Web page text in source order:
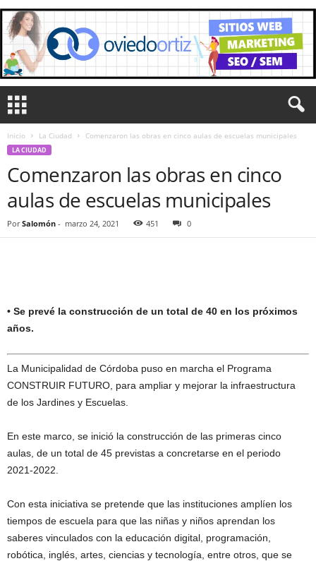
Inicio La Ciudad Comenzaron las obras en cinco aulas de escuelas municipales
LA CIUDAD
Comenzaron las obras en cinco
aulas de escuelas municipales
Por Salomón - marzo 24, 2021 451 0
• Se prevé la construcción de un total de 40 en los próximos
años.
La Municipalidad de Córdoba puso en marcha el Programa
CONSTRUIR FUTURO, para ampliar y mejorar la infraestructura
de los Jardines y Escuelas.
En este marco, se inició la construcción de las primeras cinco
aulas, de un total de 45 previstas a concretarse en el periodo
2021-2022.
Con esta iniciativa se pretende que las instituciones amplíen los
tiempos de escuela para que las niñas y niños aprendan los
saberes vinculados con la educación digital, programación,
robótica, inglés, artes, ciencias y tecnología, entre otros, que se